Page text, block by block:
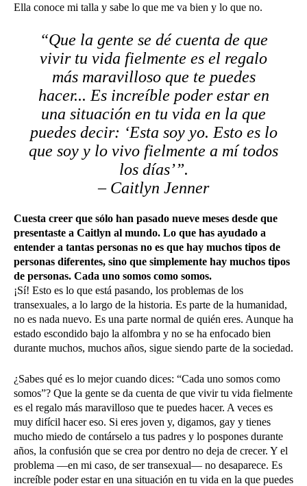
Ella conoce mi talla y sabe lo que me va bien y lo que no.
“Que la gente se dé cuenta de que
vivir tu vida fielmente es el regalo
más maravilloso que te puedes
hacer... Es increíble poder estar en
una situación en tu vida en la que
puedes decir: ‘Esta soy yo. Esto es lo
que soy y lo vivo fielmente a mí todos
los días’”.
– Caitlyn Jenner
Cuesta creer que sólo han pasado nueve meses desde que
presentaste a Caitlyn al mundo. Lo que has ayudado a
entender a tantas personas no es que hay muchos tipos de
personas diferentes, sino que simplemente hay muchos tipos
de personas. Cada uno somos como somos.
¡Sí! Esto es lo que está pasando, los problemas de los
transexuales, a lo largo de la historia. Es parte de la humanidad,
no es nada nuevo. Es una parte normal de quién eres. Aunque ha
estado escondido bajo la alfombra y no se ha enfocado bien
durante muchos, muchos años, sigue siendo parte de la sociedad.
¿Sabes qué es lo mejor cuando dices: “Cada uno somos como
somos”? Que la gente se da cuenta de que vivir tu vida fielmente
es el regalo más maravilloso que te puedes hacer. A veces es
muy difícil hacer eso. Si eres joven y, digamos, gay y tienes
mucho miedo de contárselo a tus padres y lo pospones durante
años, la confusión que se crea por dentro no deja de crecer. Y el
problema —en mi caso, de ser transexual— no desaparece. Es
increíble poder estar en una situación en tu vida en la que puedes